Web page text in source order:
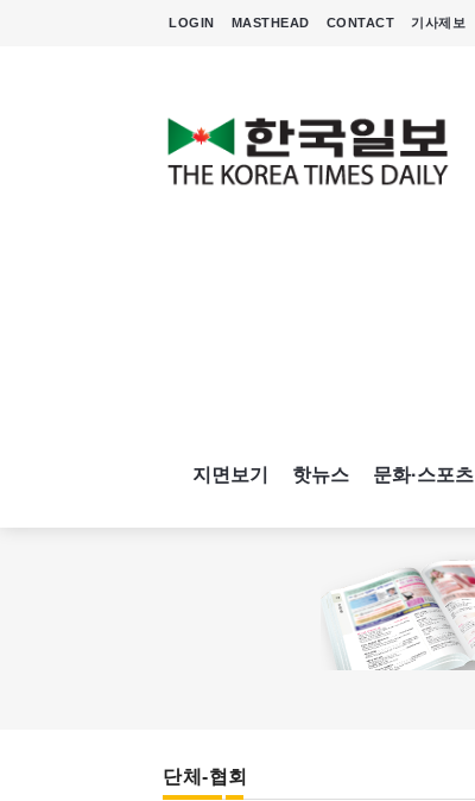
LOGIN MASTHEAD CONTACT 기사제보
지면보기 핫뉴스 문화·스포츠
단체-협회